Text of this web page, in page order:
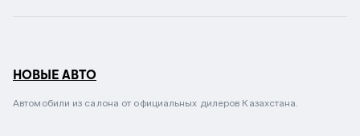
НОВЫЕ АВТО
Автомобили из салона от официальных дилеров Казахстана.